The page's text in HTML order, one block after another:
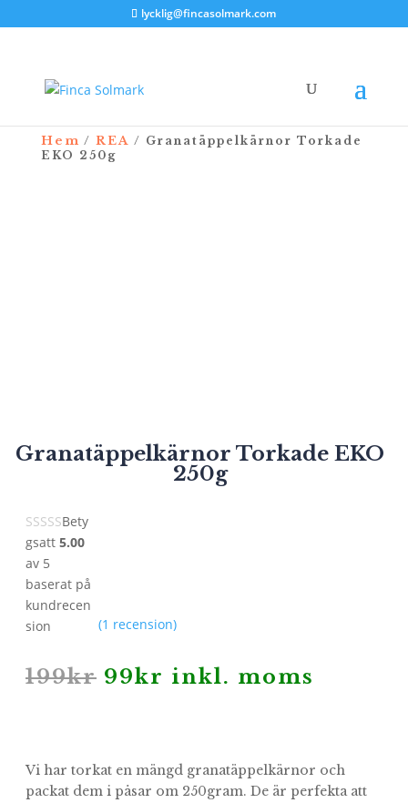
lycklig@fincasolmark.com
Hem / REA / Granatäppelkärnor Torkade
EKO 250g
Granatäppelkärnor Torkade EKO
250g
Bety
gsatt 5.00
av 5
baserat på
kundrecen
sion
(1 recension)
199kr Det
99kr Det
inkl. moms
Vi har torkat en mängd granatäppelkärnor och
packat dem i påsar om 250gram. De är perfekta att